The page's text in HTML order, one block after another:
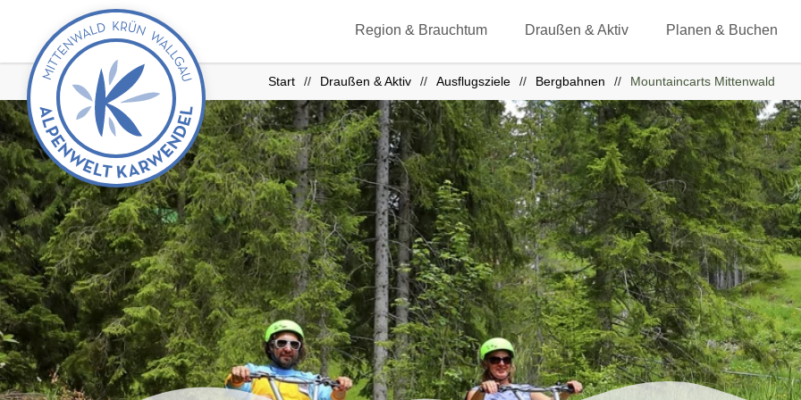
Region & Brauchtum Draußen & Aktiv Planen & Buchen
zurück
zur
Startseite
Start Draußen & Aktiv Ausflugsziele Bergbahnen Mountaincarts Mittenwald